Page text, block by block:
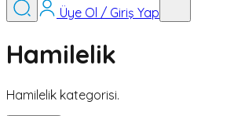
Üye Ol / Giriş Yap
Hamilelik
Hamilelik kategorisi.